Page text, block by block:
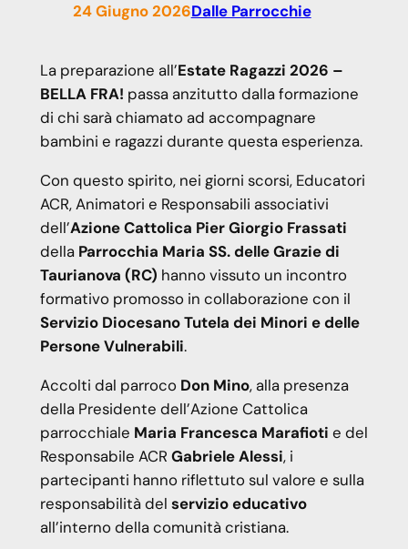
24 Giugno 2026Dalle Parrocchie
La preparazione all’Estate Ragazzi 2026 –
BELLA FRA! passa anzitutto dalla formazione
di chi sarà chiamato ad accompagnare
bambini e ragazzi durante questa esperienza.
Con questo spirito, nei giorni scorsi, Educatori
ACR, Animatori e Responsabili associativi
dell’Azione Cattolica Pier Giorgio Frassati
della Parrocchia Maria SS. delle Grazie di
Taurianova (RC) hanno vissuto un incontro
formativo promosso in collaborazione con il
Servizio Diocesano Tutela dei Minori e delle
Persone Vulnerabili.
Accolti dal parroco Don Mino, alla presenza
della Presidente dell’Azione Cattolica
parrocchiale Maria Francesca Marafioti e del
Responsabile ACR Gabriele Alessi, i
partecipanti hanno riflettuto sul valore e sulla
responsabilità del servizio educativo
all’interno della comunità cristiana.